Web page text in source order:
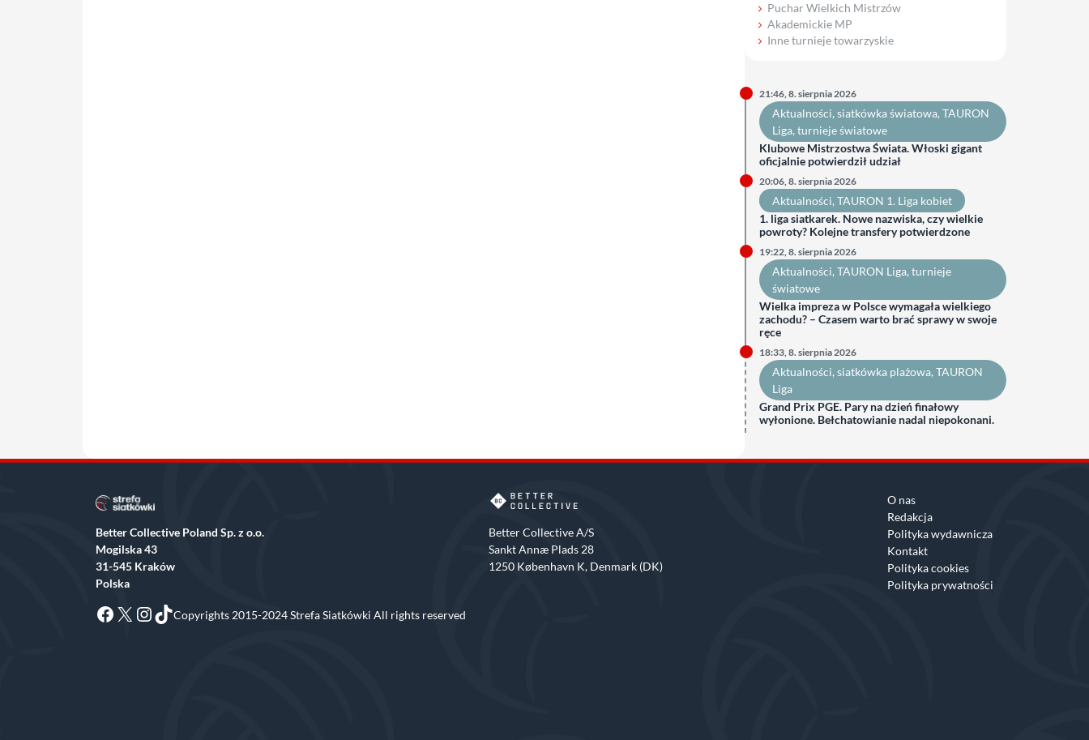
Puchar Wielkich Mistrzów
Akademickie MP
Inne turnieje towarzyskie
21:46, 8. sierpnia 2026
Aktualności, siatkówka światowa, TAURON
Liga, turnieje światowe
Klubowe Mistrzostwa Świata. Włoski gigant
oficjalnie potwierdził udział
20:06, 8. sierpnia 2026
Aktualności, TAURON 1. Liga kobiet
1. liga siatkarek. Nowe nazwiska, czy wielkie
powroty? Kolejne transfery potwierdzone
19:22, 8. sierpnia 2026
Aktualności, TAURON Liga, turnieje
światowe
Wielka impreza w Polsce wymagała wielkiego
zachodu? – Czasem warto brać sprawy w swoje
ręce
18:33, 8. sierpnia 2026
Aktualności, siatkówka plażowa, TAURON
Liga
Grand Prix PGE. Pary na dzień finałowy
wyłonione. Bełchatowianie nadal niepokonani.
Better Collective Poland Sp. z o.o.
Mogilska 43
31-545 Kraków
Polska
Better Collective A/S
Sankt Annæ Plads 28
1250 København K, Denmark (DK)
O nas
Redakcja
Polityka wydawnicza
Kontakt
Polityka cookies
Polityka prywatności
Facebook
X Instagram
TikTok
Copyrights 2015-2024 Strefa Siatkówki All rights reserved